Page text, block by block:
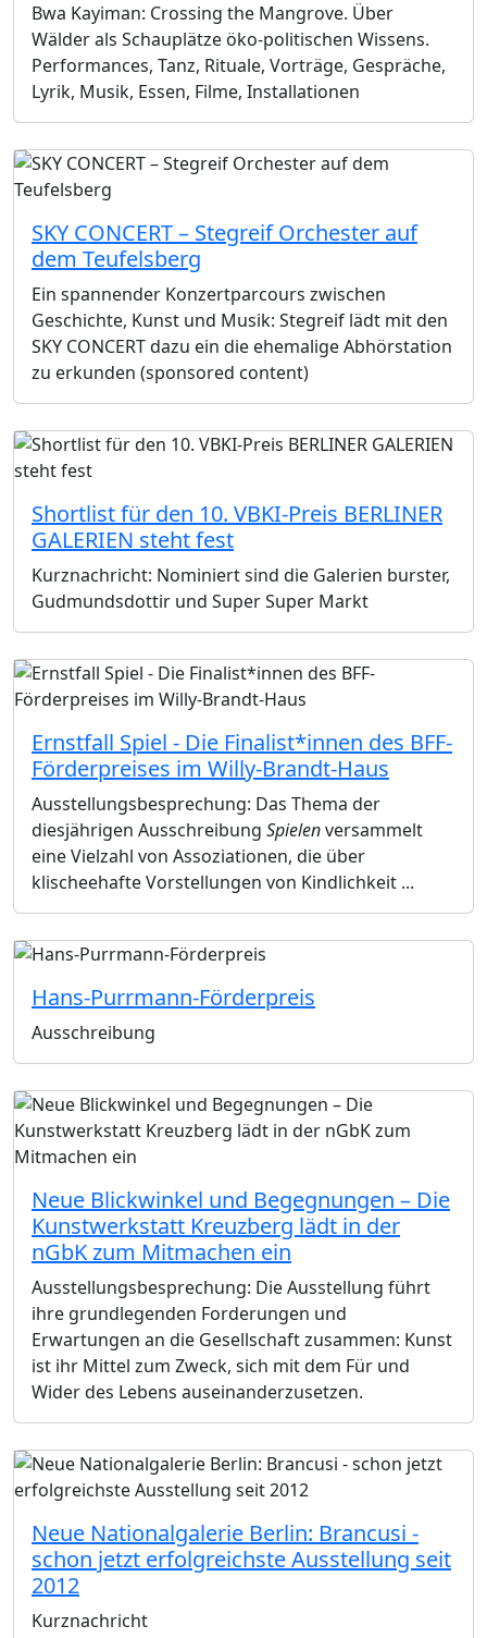
Bwa Kayiman: Crossing the Mangrove. Über
Wälder als Schauplätze öko-politischen Wissens.
Performances, Tanz, Rituale, Vorträge, Gespräche,
Lyrik, Musik, Essen, Filme, Installationen
SKY CONCERT – Stegreif Orchester auf
dem Teufelsberg
Ein spannender Konzertparcours zwischen
Geschichte, Kunst und Musik: Stegreif lädt mit den
SKY CONCERT dazu ein die ehemalige Abhörstation
zu erkunden (sponsored content)
Shortlist für den 10. VBKI-Preis BERLINER
GALERIEN steht fest
Kurznachricht: Nominiert sind die Galerien burster,
Gudmundsdottir und Super Super Markt
Ernstfall Spiel - Die Finalist*innen des BFF-
Förderpreises im Willy-Brandt-Haus
Ausstellungsbesprechung: Das Thema der
diesjährigen Ausschreibung Spielenversammelt
eine Vielzahl von Assoziationen, die über
klischeehafte Vorstellungen von Kindlichkeit ...
Hans-Purrmann-Förderpreis
Ausschreibung
Neue Blickwinkel und Begegnungen – Die
Kunstwerkstatt Kreuzberg lädt in der
nGbK zum Mitmachen ein
Ausstellungsbesprechung: Die Ausstellung führt
ihre grundlegenden Forderungen und
Erwartungen an die Gesellschaft zusammen: Kunst
ist ihr Mittel zum Zweck, sich mit dem Für und
Wider des Lebens auseinanderzusetzen.
Neue Nationalgalerie Berlin: Brancusi -
schon jetzt erfolgreichste Ausstellung seit
2012
Kurznachricht